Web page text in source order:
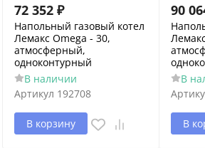
72 352 ₽
Напольный газовый котел
Лемакс Omega - 30,
атмосферный,
одноконтурный
В наличии
Артикул 192708
В корзину
90
В
В